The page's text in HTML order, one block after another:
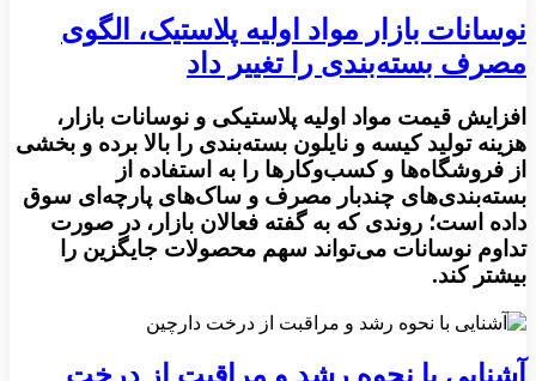
نوسانات بازار مواد اولیه پلاستیک، الگوی
مصرف بسته‌بندی را تغییر داد
افزایش قیمت مواد اولیه پلاستیکی و نوسانات بازار،
هزینه تولید کیسه و نایلون بسته‌بندی را بالا برده و بخشی
از فروشگاه‌ها و کسب‌وکارها را به استفاده از
بسته‌بندی‌های چندبار مصرف و ساک‌های پارچه‌ای سوق
داده است؛ روندی که به گفته فعالان بازار، در صورت
تداوم نوسانات می‌تواند سهم محصولات جایگزین را
بیشتر کند.
آشنایی با نحوه رشد و مراقبت از درخت